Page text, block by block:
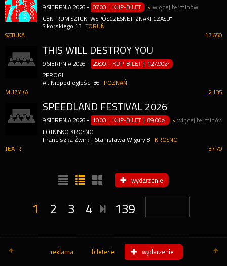
9 SIERPNIA 2026 - 07:00 | KUP-BILET »więcej terminów
CENTRUM SZTUKI WSPÓŁCZESNEJ "ZNAKI CZASU"
Sikorskiego 13
TORUŃ
17 650
SZTUKA
THIS WILL DESTROY YOU
9 SIERPNIA 2026 - 20:00 | KUP-BILET |127.90zł
2PROGI
Al. Niepodległości 36
POZNAŃ
2 135
MUZYKA
SPEEDLAND FESTIVAL 2026
9 SIERPNIA 2026 - 10:00 | KUP-BILET |89.00zł »więcej terminów
LOTNISKO KROSNO
Franciszka Żwirki i Stanisława Wigury 8
KROSNO
3 470
TEATR
wydarzenie
1 2 3 4 139
reklama bileterie wydarzenie